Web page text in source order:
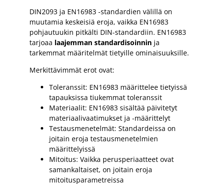
DIN2093 ja EN16983 -standardien välillä on
muutamia keskeisiä eroja, vaikka EN16983
pohjautuukin pitkälti DIN-standardiin. EN16983
tarjoaa laajemman standardisoinnin ja
tarkemmat määritelmät tietyille ominaisuuksille.
Merkittävimmät erot ovat:
Toleranssit: EN16983 määrittelee tietyissä
tapauksissa tiukemmat toleranssit
Materiaalit: EN16983 sisältää päivitetyt
materiaalivaatimukset ja -määrittelyt
Testausmenetelmät: Standardeissa on
joitain eroja testausmenetelmien
määrittelyissä
Mitoitus: Vaikka perusperiaatteet ovat
samankaltaiset, on joitain eroja
mitoitusparametreissa